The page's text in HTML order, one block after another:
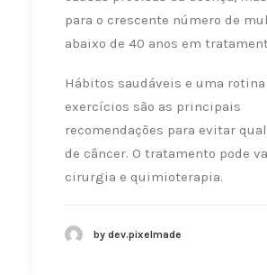
para o crescente número de
abaixo de 40 anos em
Hábitos saudáveis e uma rotina
exercícios são as principais
recomendações para evitar
de câncer. O tratamento pode
cirurgia e quimioterapia.
by dev.pixelmade